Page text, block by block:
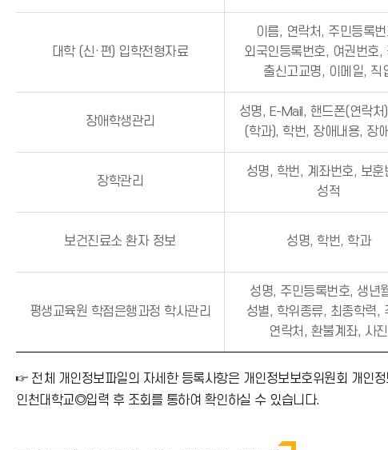
대학 (신·편) 입학전형자료
이름, 연락처, 주민등록번
외국인등록번호, 여권번호,
출신고교명, 이메일, 직
장애학생관리
성명, E-Mail, 핸드폰(연락처
(학과), 학번, 장애내용, 장
장학관리
성명, 학번, 계좌번호, 보훈
성적
보건진료소 환자 정보 성명, 학번, 학과
평생교육원 학점은행과정 학사관리
성명, 주민등록번호, 생년
성별, 학위종류, 최종학력,
연락처, 환불계좌, 사진
☞ 전체 개인정보파일의 자세한 등록사항은 개인정보보호위원회 개
인천대학교◎입력 후 조회를 통하여 확인하실 수 있습니다.